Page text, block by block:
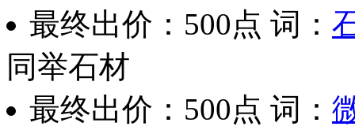
最终出价： 500点 词：
同举石材
最终出价： 500点 词：